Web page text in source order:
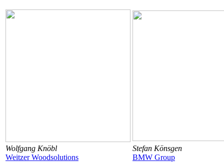
Wolfgang Knöbl
Weitzer Woodsolutions
Stefan Könsgen
BMW Group